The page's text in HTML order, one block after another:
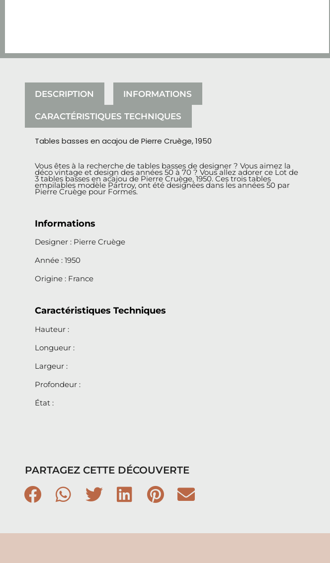
DESCRIPTION INFORMATIONS
CARACTÉRISTIQUES TECHNIQUES
Tables basses en acajou de Pierre Cruège, 1950
Vous êtes à la recherche de tables basses de designer ? Vous aimez la
déco vintage et design des années 50 à 70 ? Vous allez adorer ce Lot de
3 tables basses en acajou de Pierre Cruège, 1950. Ces trois tables
empilables modèle Partroy, ont été designées dans les années 50 par
Pierre Cruège pour Formes.
Informations
Designer : Pierre Cruège
Année : 1950
Origine : France
Caractéristiques Techniques
Hauteur :
Longueur :
Largeur :
Profondeur :
État :
PARTAGEZ CETTE DÉCOUVERTE